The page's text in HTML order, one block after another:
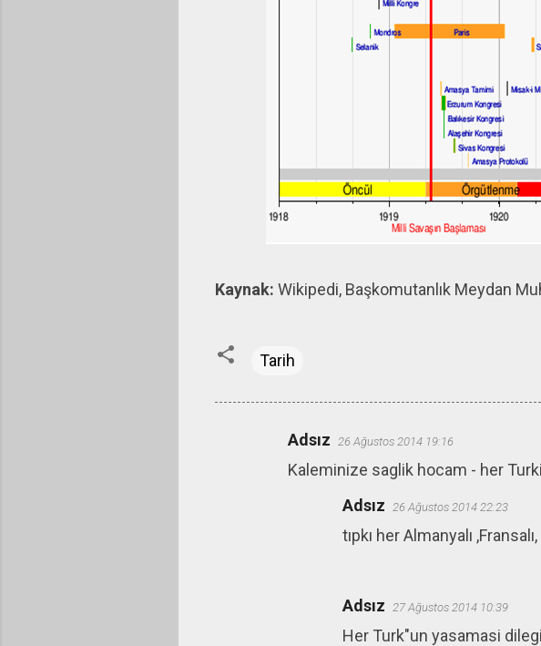
Kaynak: Wikipedi, Başkomutanlık Meydan
Tarih
Adsız 26 Ağustos 2014 19:16
Kaleminize saglik hocam - her
Adsız 26 Ağustos 2014 22:23
tıpkı her Almanyalı
Adsız 27 Ağustos 2014 10:39
Her Turk"un yasamasi